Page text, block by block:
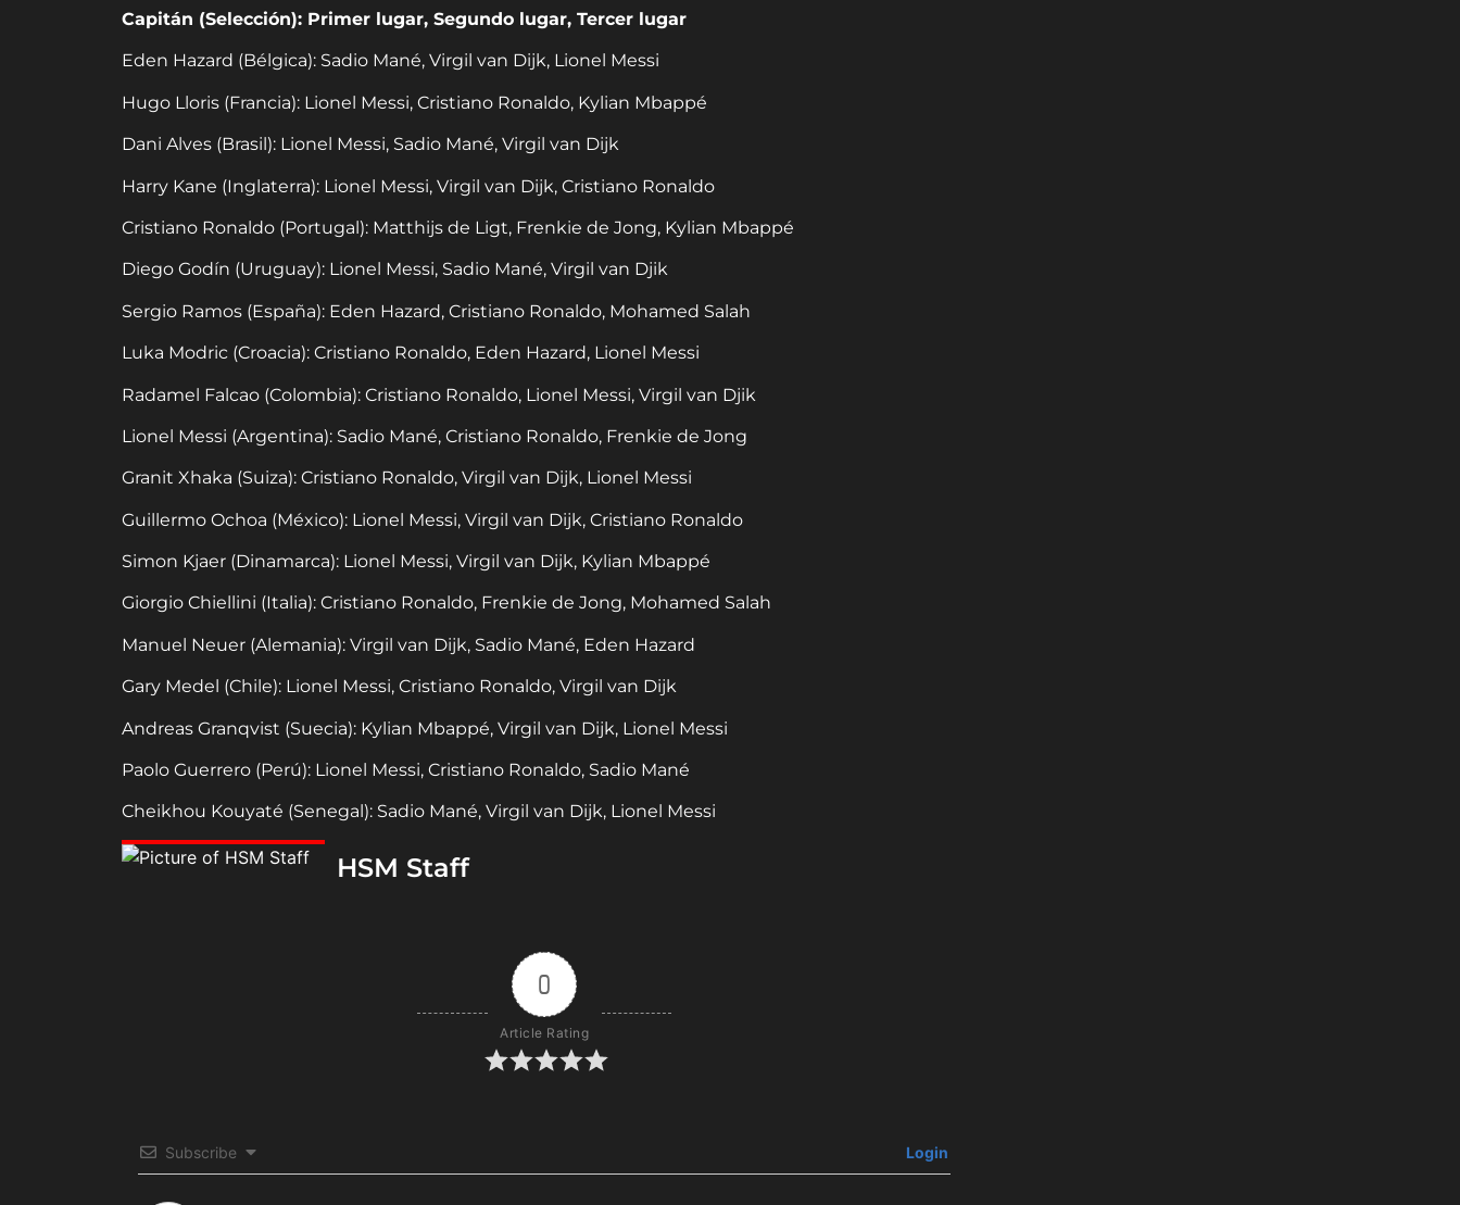
Capitán (Selección): Primer lugar, Segundo lugar, Tercer lugar
Eden Hazard (Bélgica): Sadio Mané, Virgil van Dijk, Lionel Messi
Hugo Lloris (Francia): Lionel Messi, Cristiano Ronaldo, Kylian Mbappé
Dani Alves (Brasil): Lionel Messi, Sadio Mané, Virgil van Dijk
Harry Kane (Inglaterra): Lionel Messi, Virgil van Dijk, Cristiano Ronaldo
Cristiano Ronaldo (Portugal): Matthijs de Ligt, Frenkie de Jong, Kylian Mbappé
Diego Godín (Uruguay): Lionel Messi, Sadio Mané, Virgil van Djik
Sergio Ramos (España): Eden Hazard, Cristiano Ronaldo, Mohamed Salah
Luka Modric (Croacia): Cristiano Ronaldo, Eden Hazard, Lionel Messi
Radamel Falcao (Colombia): Cristiano Ronaldo, Lionel Messi, Virgil van Djik
Lionel Messi (Argentina): Sadio Mané, Cristiano Ronaldo, Frenkie de Jong
Granit Xhaka (Suiza): Cristiano Ronaldo, Virgil van Dijk, Lionel Messi
Guillermo Ochoa (México): Lionel Messi, Virgil van Dijk, Cristiano Ronaldo
Simon Kjaer (Dinamarca): Lionel Messi, Virgil van Dijk, Kylian Mbappé
Giorgio Chiellini (Italia): Cristiano Ronaldo, Frenkie de Jong, Mohamed Salah
Manuel Neuer (Alemania): Virgil van Dijk, Sadio Mané, Eden Hazard
Gary Medel (Chile): Lionel Messi, Cristiano Ronaldo, Virgil van Dijk
Andreas Granqvist (Suecia): Kylian Mbappé, Virgil van Dijk, Lionel Messi
Paolo Guerrero (Perú): Lionel Messi, Cristiano Ronaldo, Sadio Mané
Cheikhou Kouyaté (Senegal): Sadio Mané, Virgil van Dijk, Lionel Messi
HSM Staff
0
Article Rating
Subscribe Login